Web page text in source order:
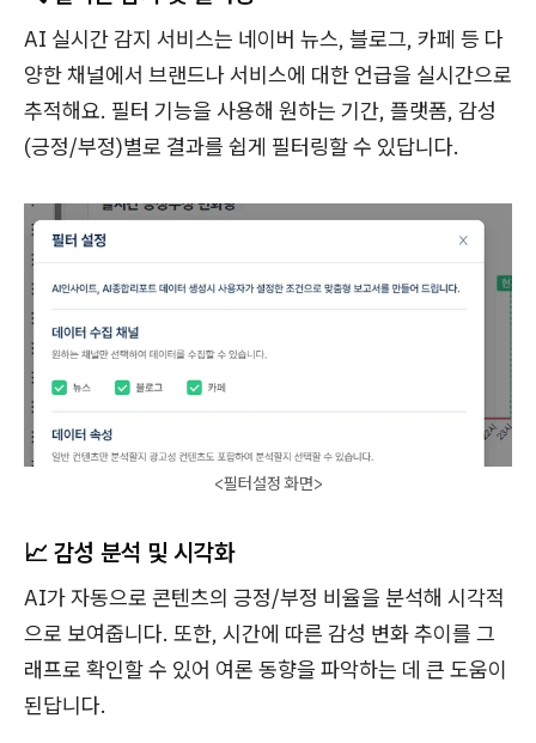
AI 실시간 감지 서비스는 네이버 뉴스, 블로그, 카페 등 다
양한 채널에서 브랜드나 서비스에 대한 언급을 실시간으로
추적해요. 필터 기능을 사용해 원하는 기간, 플랫폼, 감성
(긍정/부정)별로 결과를 쉽게 필터링할 수 있답니다.
<필터설정 화면>
📈 감성 분석 및 시각화
AI가 자동으로 콘텐츠의 긍정/부정 비율을 분석해 시각적
으로 보여줍니다. 또한, 시간에 따른 감성 변화 추이를 그
래프로 확인할 수 있어 여론 동향을 파악하는 데 큰 도움이
된답니다.